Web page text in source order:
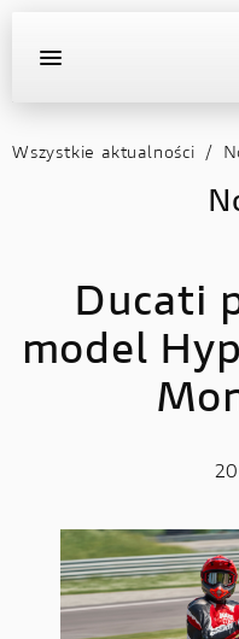
OFERTA DEALERA
MOTOCYKLE
AKTUALNOŚCI
OFERTA DEALERA
Wszystkie aktualności /
Ducati
model